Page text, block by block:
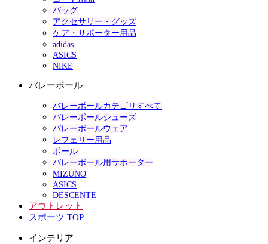
バッグ
アクセサリー・グッズ
ケア・サポーター用品
adidas
ASICS
NIKE
バレーボール
バレーボールカテゴリすべて
バレーボールシューズ
バレーボールウェア
レフェリー用品
ボール
バレーボール用サポーター
MIZUNO
ASICS
DESCENTE
アウトレット
スポーツ TOP
インテリア